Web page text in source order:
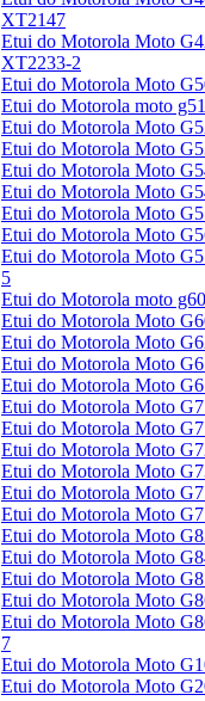
XT2147
Etui do Motorola Moto
XT2233-2
Etui do Motorola Moto
Etui do Motorola moto
Etui do Motorola Moto
Etui do Motorola Moto
Etui do Motorola Moto
Etui do Motorola Moto
Etui do Motorola Moto
Etui do Motorola Moto
Etui do Motorola Moto
5
Etui do Motorola moto
Etui do Motorola Moto
Etui do Motorola Moto
Etui do Motorola Moto
Etui do Motorola Moto
Etui do Motorola Moto
Etui do Motorola Moto
Etui do Motorola Moto
Etui do Motorola Moto
Etui do Motorola Moto
Etui do Motorola Moto
Etui do Motorola Moto
Etui do Motorola Moto
Etui do Motorola Moto
Etui do Motorola Moto
Etui do Motorola Moto
7
Etui do Motorola Moto
Etui do Motorola Moto